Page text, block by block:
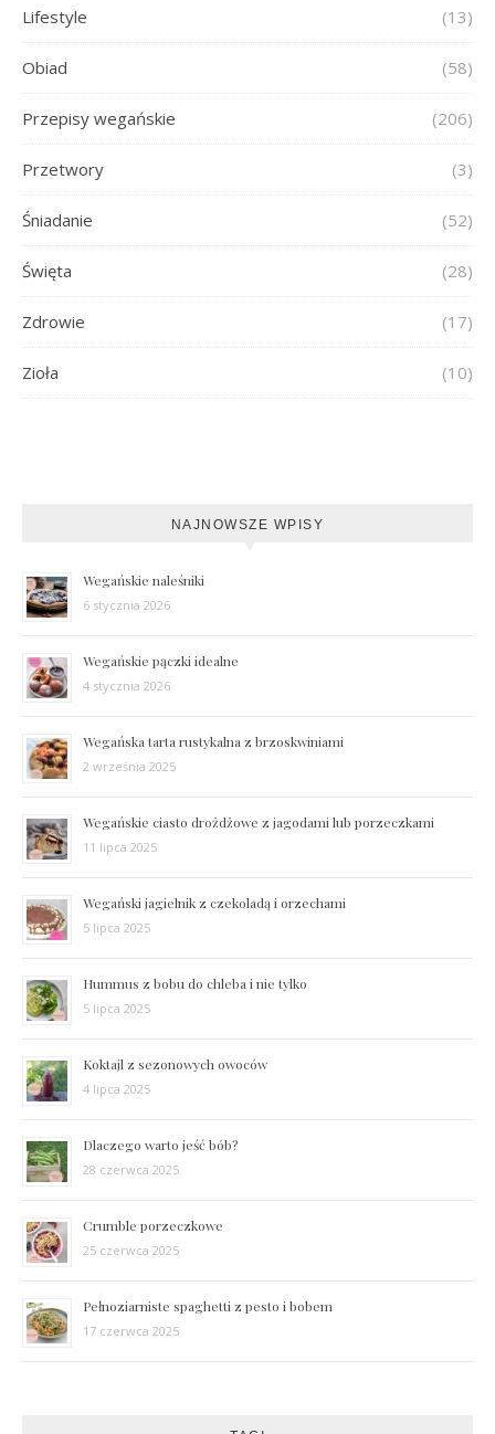
Lifestyle (13)
Obiad (58)
Przepisy wegańskie (206)
Przetwory (3)
Śniadanie (52)
Święta (28)
Zdrowie (17)
Zioła (10)
NAJNOWSZE WPISY
Wegańskie naleśniki
6 stycznia 2026
Wegańskie pączki idealne
4 stycznia 2026
Wegańska tarta rustykalna z brzoskwiniami
2 września 2025
Wegańskie ciasto drożdżowe z jagodami lub porzeczkami
11 lipca 2025
Wegański jagielnik z czekoladą i orzechami
5 lipca 2025
Hummus z bobu do chleba i nie tylko
5 lipca 2025
Koktajl z sezonowych owoców
4 lipca 2025
Dlaczego warto jeść bób?
28 czerwca 2025
Crumble porzeczkowe
25 czerwca 2025
Pełnoziarniste spaghetti z pesto i bobem
17 czerwca 2025